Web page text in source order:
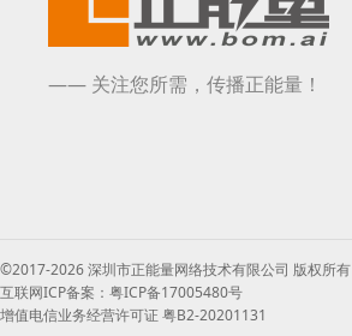
—— 关注您所需，传播正能量！
©2017-2026 深圳市正能量网络技术有限公司 版权所有
互联网ICP备案：粤ICP备17005480号
增值电信业务经营许可证 粤B2-20201131